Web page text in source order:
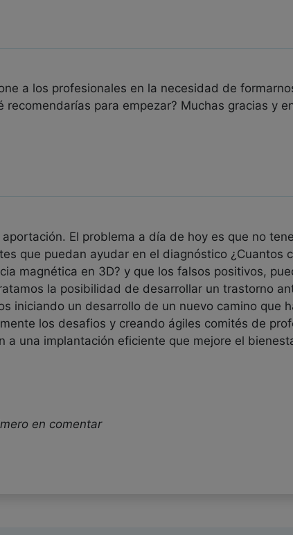
a los profesionales en la necesidad de
recomendarías para empezar? Muchas gracias y
El problema a día de hoy es que no
que puedan ayudar en el diagnóstico ¿Cuantos
magnética en 3D? y que los falsos positivos,
la posibilidad de desarrollar un trastorno
iniciando un desarrollo de un nuevo camino que
los desafios y creando ágiles comités de
a una implantación eficiente que mejore el
en comentar